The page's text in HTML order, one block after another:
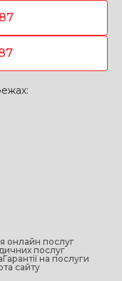
онлайн послуг
послуг
Гарантії на послуги
сайту